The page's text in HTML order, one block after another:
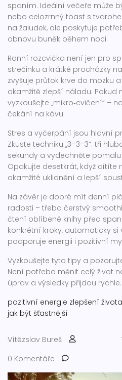
spaním. Ideální večeře může
nebo celozrnný toast s
na žaludek, ale poskytuje
obnovu buněk během noci.
Ranní rozcvička není jen pro
strečinku a krátké procházky
zvyšuje průtok krve do mozku
okamžitě zlepší náladu. Pokud
vyzkoušejte „mikro‑cvičení“ –
čekání na kávu.
Stres a vyčerpání jsou hlavní
Zkuste techniku „3–3–3“: tři
sekundy a vydechněte
Opakujte desetkrát, když cítíte
okamžité uklidnění a lepší
Na závěr je dobré mít denní
radosti – třeba čerstvý
čtení oblíbené knihy před
konkrétní kroky, automaticky si
podporuje energii i pozitivní
Vyzkoušejte tyto tipy a
Není potřeba měnit celý život
úprav a výsledky přijdou rychle.
pozitivní energie zlepšení života
jak být šťastnější
Vítězslav Bureš
0 Komentáře